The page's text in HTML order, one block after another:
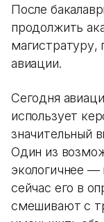
После
продолжить
магистратуру,
авиации.
Сегодня
использует
значительный
Один из
экологичнее —
сейчас его в
смешивают с